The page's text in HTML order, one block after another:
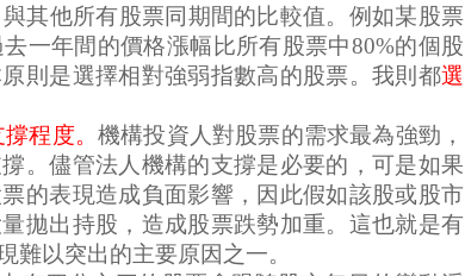
其他所有股票同期間的比較值。例如某股票
去一年間的價格漲幅比所有股票中80%的個股
則是選擇相對強弱指數高的股票。我則都選
撐程度。機構投資人對股票的需求最為強勁，
。儘管法人機構的支撐是必要的，可是如果
的表現造成負面影響，因此假如該股或股市
拋出持股，造成股票跌勢加重。這也就是有
難以突出的主要原因之一。